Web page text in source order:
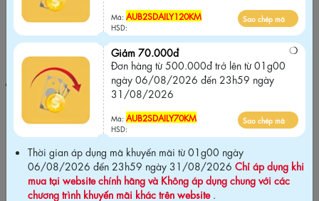
31/08/2026
Mã:AUB2SDAILY70KM
HSD:
Sao chép mã
Thời gian áp dụng mã khuyến mãi từ 01g00 ngày 06/08/2026
đến 23h59 ngày 31/08/2026Chỉ áp dụng khi mua tại website
chính hãng và Không áp dụng chung với các chương trình khuyến
mãi khác trên website.
Cam kết chính hãng Biti's100%
Mã: AUB2SDAILY120KM
HSD:
Sao chép mã
Giảm 70.000đ
Đơn hàng từ 500.000đ trở lên từ 01g00
ngày 06/08/2026 đến 23h59 ngày
31/08/2026
Mã: AUB2SDAILY70KM
HSD:
Sao chép mã
Thời gian áp dụng mã khuyến mãi từ 01g00 ngày
06/08/2026 đến 23h59 ngày 31/08/2026 Chỉ áp dụng khi
mua tại website chính hãng và Không áp dụng chung với các
chương trình khuyến mãi khác trên website